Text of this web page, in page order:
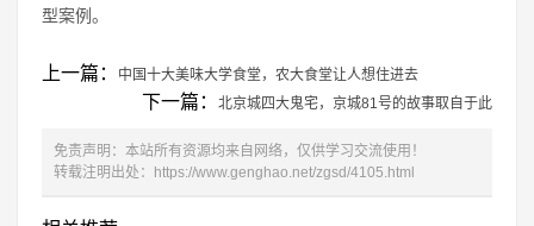
型案例。
上一篇： 中国十大美味大学食堂，农大食堂让人想住进去
下一篇： 北京城四大鬼宅，京城81号的故事取自于此
免责声明：本站所有资源均来自网络，仅供学习交流使用！
转载注明出处：
https://www.genghao.net/zgsd/4105.html